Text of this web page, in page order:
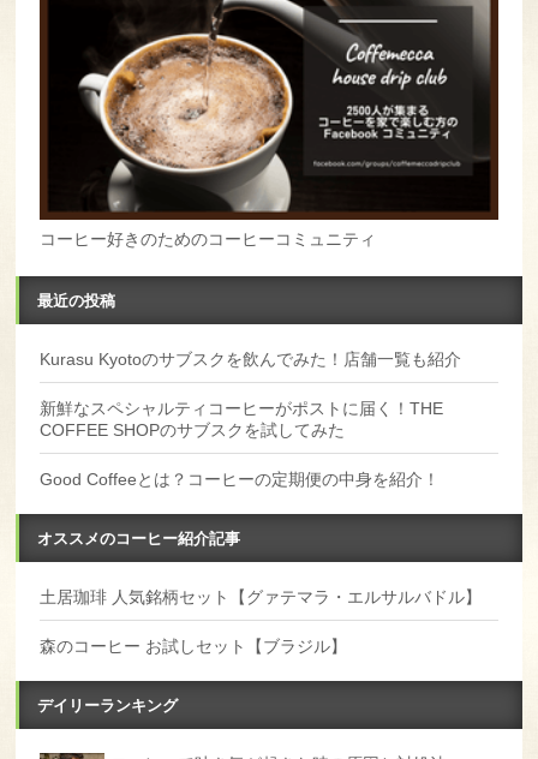
コーヒー好きのためのコーヒーコミュニティ
最近の投稿
Kurasu Kyotoのサブスクを飲んでみた！店舗一覧も紹介
新鮮なスペシャルティコーヒーがポストに届く！THE
COFFEE SHOPのサブスクを試してみた
Good Coffeeとは？コーヒーの定期便の中身を紹介！
オススメのコーヒー紹介記事
土居珈琲 人気銘柄セット【グァテマラ・エルサルバドル】
森のコーヒー お試しセット【ブラジル】
デイリーランキング